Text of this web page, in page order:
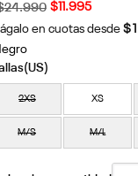
24.990 $11 .995
en cuotas desde
2XS XS
M/S M/L